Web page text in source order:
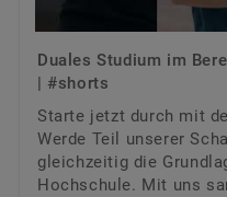
Duales Studium im
| #shorts
Starte jetzt durch mit
Werde Teil unserer
gleichzeitig die
Hochschule. Mit uns